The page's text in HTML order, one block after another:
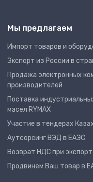
Мы предлагаем
Импорт товаров и
Экспорт из России в
Продажа электронных
производителей
Поставка
масел RYMAX
Участие в тендерах
Аутсорсинг ВЭД в ЕАЭС
Возврат НДС при
Продвинем Ваш товар в